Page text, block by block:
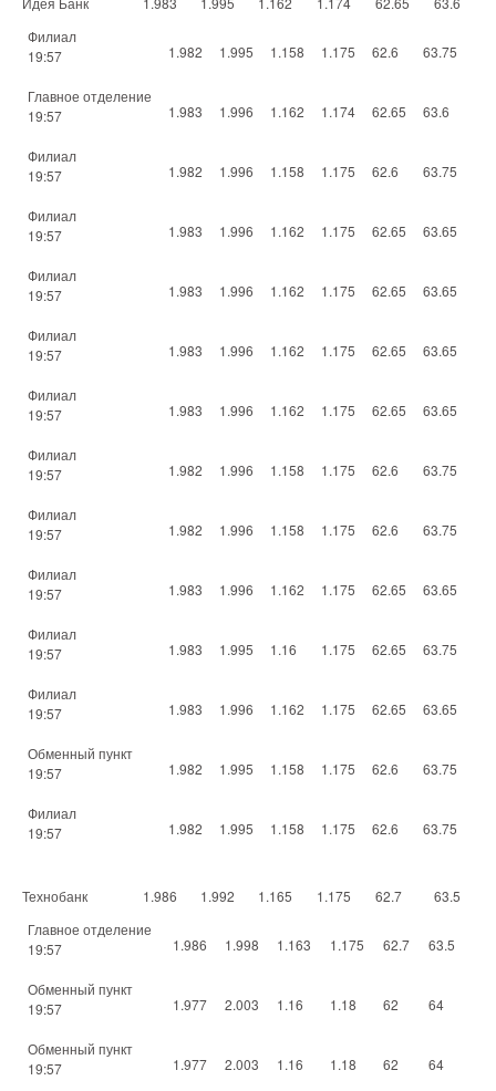
Филиал
19:57
1.982 1.995 1.158 1.175 62.6 63.75
Главное отделение
19:57
1.983 1.996 1.162 1.174 62.65 63.6
Филиал
19:57
1.982 1.996 1.158 1.175 62.6 63.75
Филиал
19:57
1.983 1.996 1.162 1.175 62.65 63.65
Филиал
19:57
1.983 1.996 1.162 1.175 62.65 63.65
Филиал
19:57
1.983 1.996 1.162 1.175 62.65 63.65
Филиал
19:57
1.983 1.996 1.162 1.175 62.65 63.65
Филиал
19:57
1.982 1.996 1.158 1.175 62.6 63.75
Филиал
19:57
1.982 1.996 1.158 1.175 62.6 63.75
Филиал
19:57
1.983 1.996 1.162 1.175 62.65 63.65
Филиал
19:57
1.983 1.995 1.16 1.175 62.65 63.75
Филиал
19:57
1.983 1.996 1.162 1.175 62.65 63.65
Обменный пункт
19:57
1.982 1.995 1.158 1.175 62.6 63.75
Филиал
19:57
1.982 1.995 1.158 1.175 62.6 63.75
Технобанк 1.986 1.992 1.165 1.175 62.7
63.5
Главное отделение
19:57
1.986 1.998 1.163 1.175 62.7 63.5
Обменный пункт
19:57
1.977 2.003 1.16 1.18 62 64
Обменный пункт
19:57
1.977 2.003 1.16 1.18 62 64